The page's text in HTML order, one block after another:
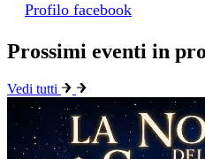
Profilo facebook
Prossimi eventi in
Vedi tutti